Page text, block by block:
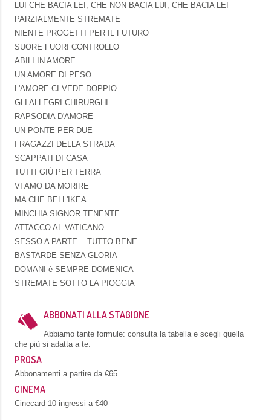
LUI CHE BACIA LEI, CHE NON BACIA LUI, CHE BACIA LEI
PARZIALMENTE STREMATE
NIENTE PROGETTI PER IL FUTURO
SUORE FUORI CONTROLLO
ABILI IN AMORE
UN AMORE DI PESO
L'AMORE CI VEDE DOPPIO
GLI ALLEGRI CHIRURGHI
RAPSODIA D'AMORE
UN PONTE PER DUE
I RAGAZZI DELLA STRADA
SCAPPATI DI CASA
TUTTI GIÙ PER TERRA
VI AMO DA MORIRE
MA CHE BELL'IKEA
MINCHIA SIGNOR TENENTE
ATTACCO AL VATICANO
SESSO A PARTE... TUTTO BENE
BASTARDE SENZA GLORIA
DOMANI è SEMPRE DOMENICA
STREMATE SOTTO LA PIOGGIA
ABBONATI ALLA STAGIONE
Abbiamo tante formule: consulta la tabella e scegli quella
che più si adatta a te.
PROSA
Abbonamenti a partire da €65
CINEMA
Cinecard 10 ingressi a €40